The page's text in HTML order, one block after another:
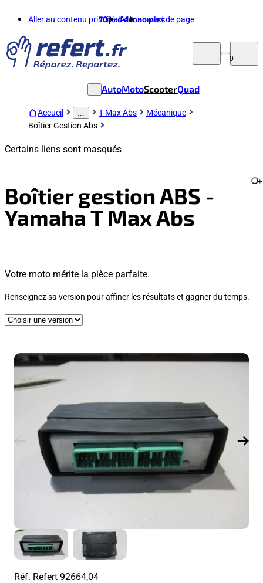
Aller au contenu principalAller au pied de page
70%d'économies
0
AutoMotoScooterQuad
Accueil T Max Abs
Mécanique
Boîtier Gestion Abs
Certains liens sont masqués
Boîtier gestion ABS -
Yamaha T Max Abs
+
Votre moto mérite la pièce parfaite.
Renseignez sa version pour affiner les résultats et gagner du temps.
Réf. Refert92664,04